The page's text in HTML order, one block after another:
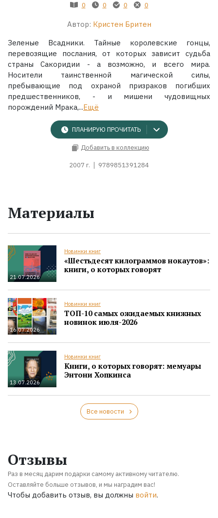
0 0 0 0
Автор: Кристен Бритен
Зеленые Всадники. Тайные королевские гонцы,
перевозящие послания, от которых зависит судьба
страны Сакоридии - а возможно, и всего мира.
Носители таинственной магической силы,
пребывающие под охраной призраков погибших
предшественников, - и мишени чудовищных
порождений Мрака,...Ещё
ПЛАНИРУЮ ПРОЧИТАТЬ
Добавить в коллекцию
2007 г. 9789851391284
Материалы
21.07.2026
Новинки книг
«Шестьдесят килограммов нокаутов»:
книги, о которых говорят
16.07.2026
Новинки книг
ТОП-10 самых ожидаемых книжных
новинок июля-2026
13.07.2026
Новинки книг
Книги, о которых говорят: мемуары
Энтони Хопкинса
Все новости
Отзывы
Раз в месяц дарим подарки самому активному читателю.
Оставляйте больше отзывов, и мы наградим вас!
Чтобы добавить отзыв, вы должны войти.